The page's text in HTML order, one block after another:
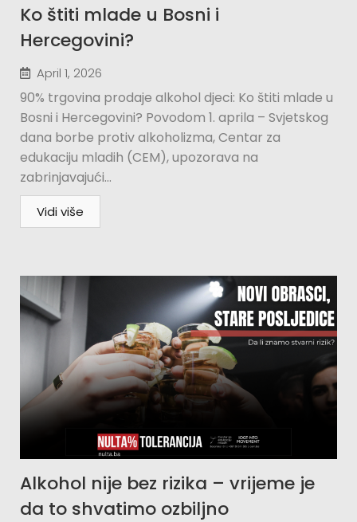
Ko štiti mlade u Bosni i
Hercegovini?​
April 1, 2026
90% trgovina prodaje alkohol djeci: Ko štiti mlade u
Bosni i Hercegovini? Povodom 1. aprila – Svjetskog
dana borbe protiv alkoholizma, Centar za
edukaciju mladih (CEM), upozorava na
zabrinjavajući...
Vidi više
Alkohol nije bez rizika – vrijeme je
da to shvatimo ozbiljno